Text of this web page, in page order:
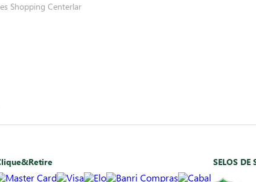
Shopping Centerlar
SELOS DE